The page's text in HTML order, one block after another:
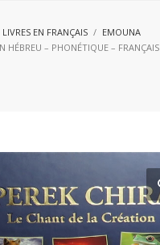
LIVRES EN FRANÇAIS
EMOUNA
HÉBREU – PHONÉTIQUE – FRANÇAIS